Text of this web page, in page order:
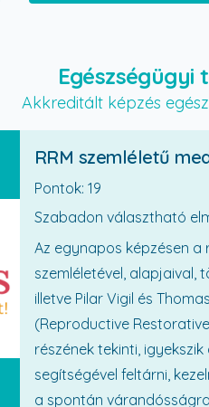
Egészségügyi
Akkreditált képzés
RRM szemléletű
Pontok: 19
Szabadon választható
Az egynapos képzésen
szemléletével,
illetve Pilar Vigil és
(Reproductive
részének tekinti,
segítségével feltárni,
a spontán